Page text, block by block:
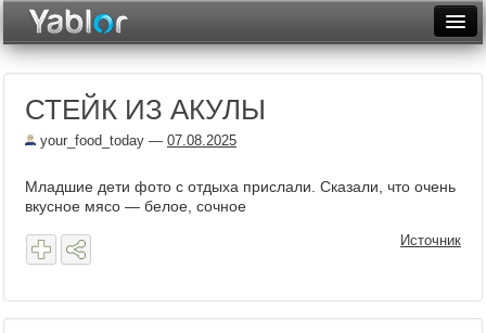
Неделя
Месяц
Рейтинги
Видеотоп
СТЕЙК ИЗ АКУЛЫ
your_food_today — 07.08.2025
Младшие дети фото с отдыха прислали. Сказали, что очень
вкусное мясо — белое, сочное
Источник